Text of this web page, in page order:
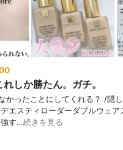
しか勝たん。ガチ。
かったことにしてくれる？ /⁡⁡隠
エスティローダーダブルウェア
強す…続きを見る